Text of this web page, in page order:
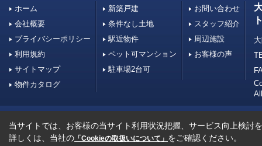
ホーム
会社概要
プライバシーポリシー
利用規約
サイトマップ
物件カタログ
新築戸建
条件なし土地
駅近物件
ペット可マンション
駐車場2台可
お問い合わせ
スタッフ紹介
周辺施設
お客様の声
当サイトでは、お客様の当サイト利用状況把握、サービス向上検討
詳しくは、当社の 「Cookieの取扱いについて」 をご確認ください。